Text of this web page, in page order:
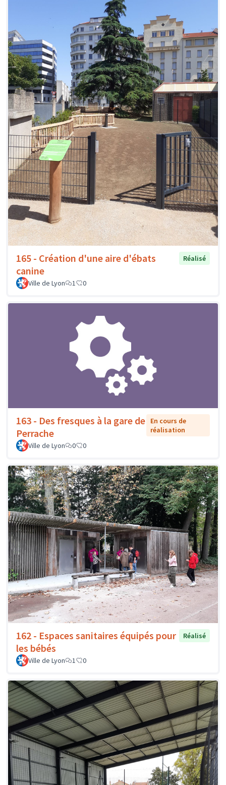
165 - Création d'une aire d'ébats
canine
Réalisé
Ville de Lyon 1 0
163 - Des fresques à la gare de
Perrache
En cours de
réalisation
Ville de Lyon
0 0
162 - Espaces sanitaires équipés pour
les bébés
Réalisé
Ville de Lyon 1 0